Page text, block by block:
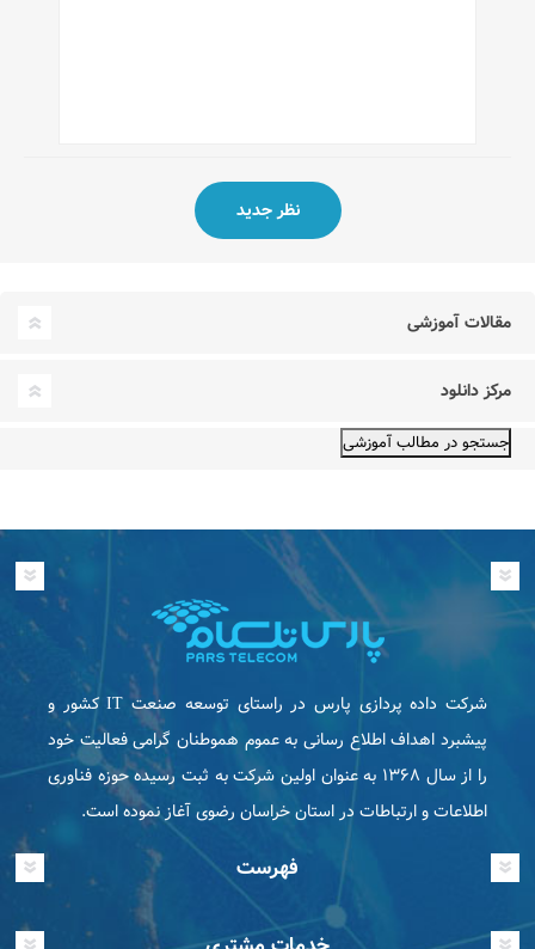
مقالات آموزشی
مرکز دانلود
شرکت داده پردازی پارس در راستای توسعه صنعت IT كشور و
پیشبرد اهداف اطلاع رسانی به عموم هموطنان گرامی فعاليت خود
را از سال ۱۳۶۸ به عنوان اولین شرکت به ثبت رسیده حوزه فناوری
اطلاعات و ارتباطات در استان خراسان رضوی آغاز نموده است.
فهرست